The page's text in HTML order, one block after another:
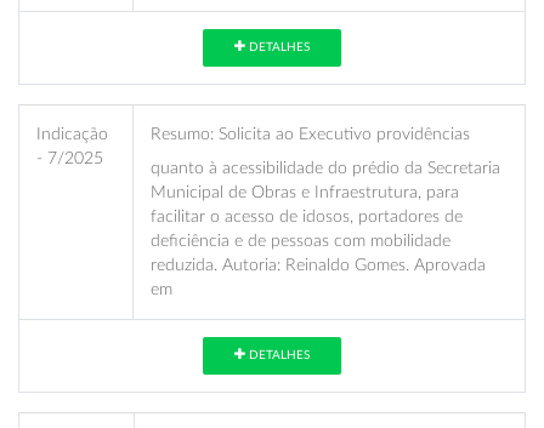
DETALHES
Indicação
- 7/2025
Resumo: Solicita ao Executivo providências
quanto à acessibilidade do prédio da Secretaria
Municipal de Obras e Infraestrutura, para
facilitar o acesso de idosos, portadores de
deficiência e de pessoas com mobilidade
reduzida. Autoria: Reinaldo Gomes. Aprovada
em
DETALHES